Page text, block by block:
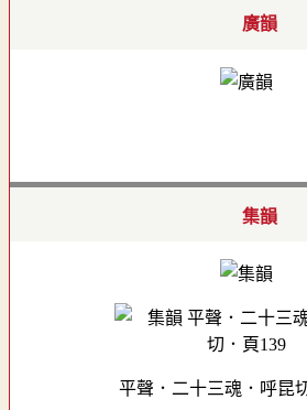
廣韻
集韻
平聲．二十三魂．呼昆